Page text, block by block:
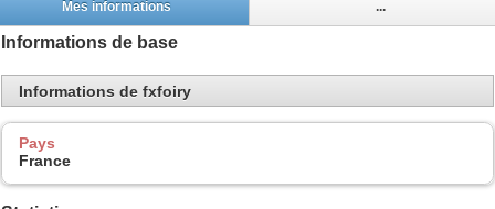
Mes informations ...
Informations de base
Informations de fxfoiry
Pays
France